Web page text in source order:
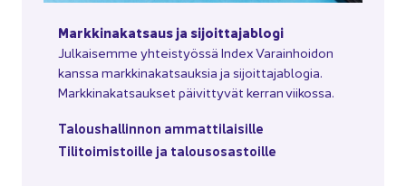
Mark­ki­na­kat­saus ja si­joit­ta­ja­blo­gi
Jul­kai­sem­me yh­teis­työs­sä Index Va­rain­hoi­don
kans­sa mark­ki­na­kat­sauk­sia ja si­joit­ta­ja­blo­gia.
Mark­ki­na­kat­sauk­set päi­vit­ty­vät ker­ran vii­kos­sa.
Ta­lous­hal­lin­non am­mat­ti­lai­sil­le
Ti­li­toi­mis­toil­le ja ta­lous­osas­toil­le